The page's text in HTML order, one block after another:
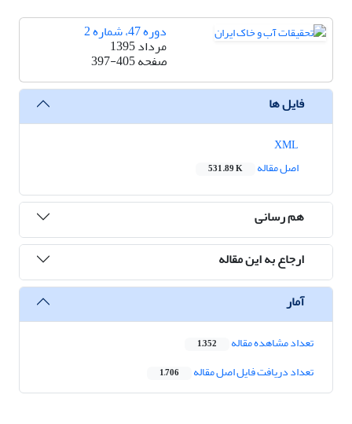
دوره 47، شماره 2
مرداد 1395
صفحه397-405
فایل ها
اصل مقاله
531.89 K
هم رسانی
ارجاع به این مقاله
آمار
تعداد مشاهده مقاله 1,352
تعداد دریافت فایل اصل مقاله 1,706